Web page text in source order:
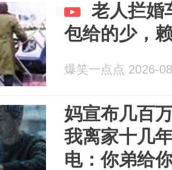
老人拦婚
包给的少，
爆笑一点点 2026-
妈宣布几百
我离家十几
电：你弟给